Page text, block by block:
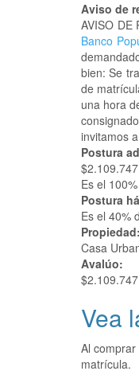
Aviso de
AVISO DE
Banco
bien: Se
de
una hora
invitamos
Postura
Es el
Postura
Es el 40%
Propiedad:
Casa
Avalúo:
Vea
Al
matrícula.